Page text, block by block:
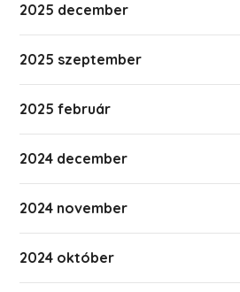
2025 december
2025 szeptember
2025 február
2024 december
2024 november
2024 október